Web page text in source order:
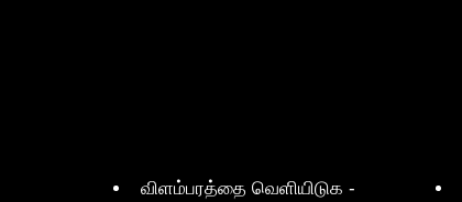
விளம்பரத்தை வெளியிடுக -